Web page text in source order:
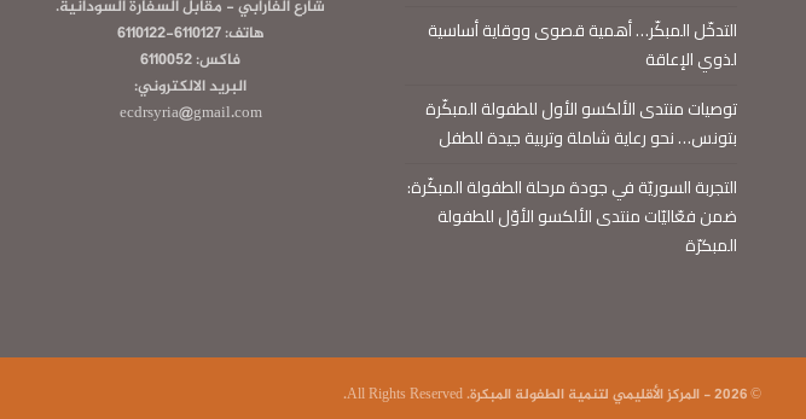
التدخّل المبكّر… أهمية قصوى ووقاية أساسية
لذوي الإعاقة
توصيات منتدى الألكسو الأول للطفولة المبكّرة
بتونس… نحو رعاية شاملة وتربية جيدة للطفل
التجربة السوريّة في جودة مرحلة الطفولة المبكّرة:
ضمن فعّاليّات منتدى الألكسو الأوّل للطفولة
المبكرّة
شارع الفارابي - مقابل السفارة السودانية.
هاتف: 6110127-6110122
فاكس: 6110052
البريد الالكتروني:
ecdrsyria@gmail.com
© 2026 - المركز الأقليمي لتنمية الطفولة المبكرة. All Rights Reserved.